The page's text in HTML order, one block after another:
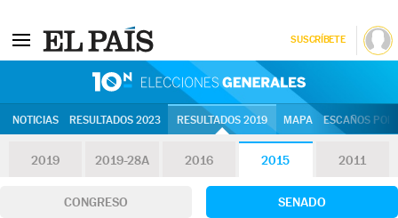
SUSCRÍBETE
NOTICIAS RESULTADOS 2023 RESULTADOS 2019 MAPA ESCAÑOS
2019 2019-28A 2016 2015 2011
CONGRESO SENADO